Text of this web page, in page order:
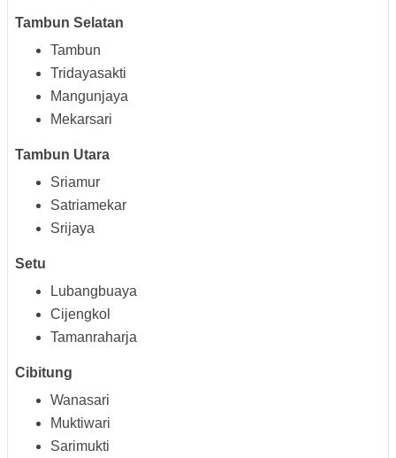
Tambun Selatan
Tambun
Tridayasakti
Mangunjaya
Mekarsari
Tambun Utara
Sriamur
Satriamekar
Srijaya
Setu
Lubangbuaya
Cijengkol
Tamanraharja
Cibitung
Wanasari
Muktiwari
Sarimukti